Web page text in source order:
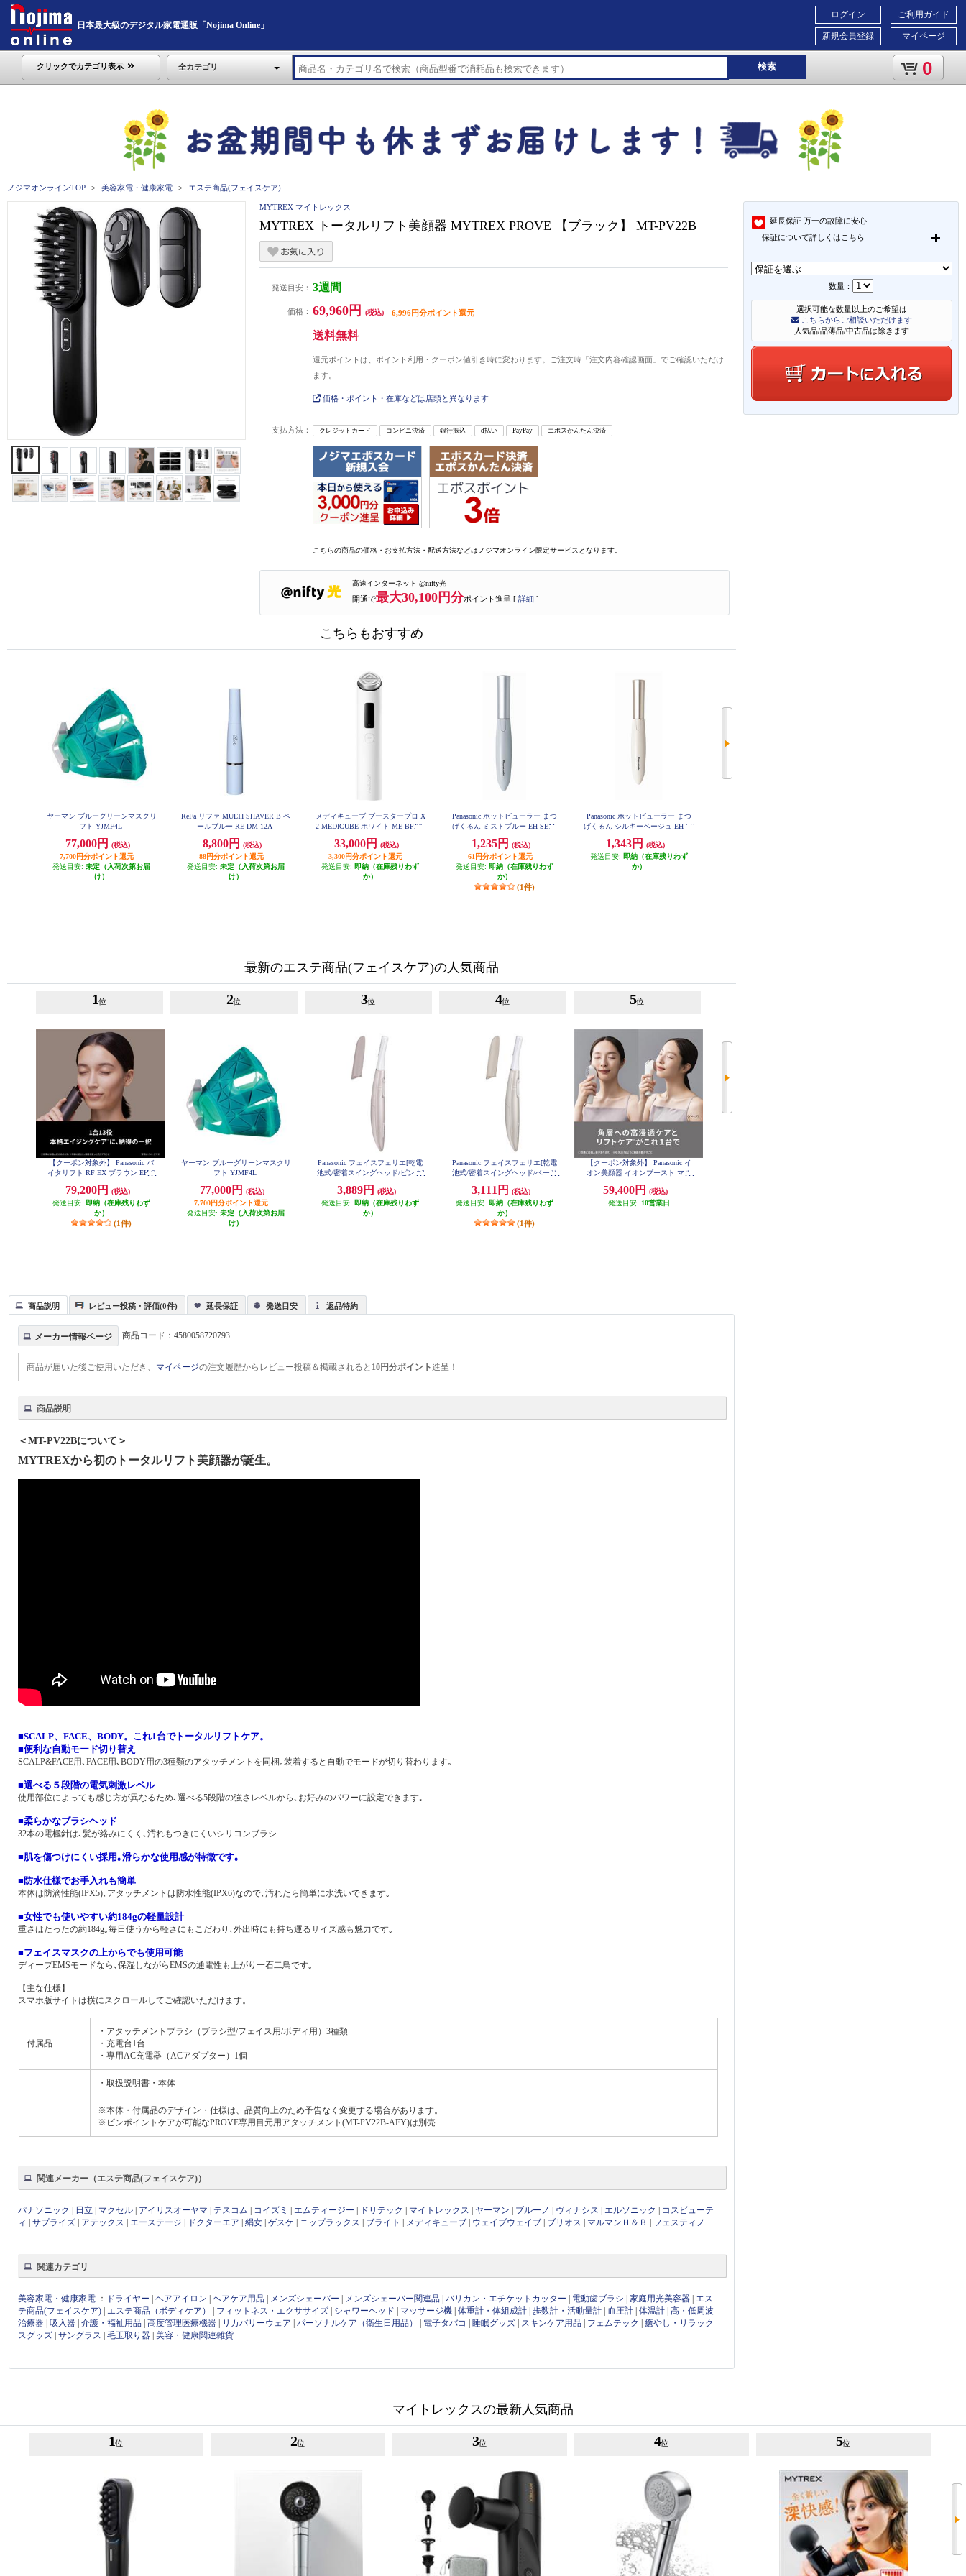
日本最大級のデジタル家電通販「Nojima Online」
ご利用ガイド
マイページ
ログイン
新規会員登録
クリックでカテゴリ表示 全カテゴリ 検索 0
ノジマオンラインTOP 美容家電・健康家電 エステ商品(フェイスケア)
延長保証 万一の故障に安心
保証について詳しくはこちら
数量：
選択可能な数量以上のご希望は
こちらからご相談いただけます
人気品/品薄品/中古品は除きます
MYTREX マイトレックス
MYTREX トータルリフト美顔器 MYTREX PROVE 【ブラック】 MT-PV22B
発送目安： 3週間
価格： 69,960円 (税込) 6,996円分ポイント還元
送料無料
還元ポイントは、ポイント利用・クーポン値引き時に変わります。ご注文時「注文内容確認画面」でご確認いただけ
ます。
価格・ポイント・在庫などは店頭と異なります
支払方法： クレジットカード コンビニ決済 銀行振込 d払い PayPay エポスかんたん決済
こちらの商品の価格・お支払方法・配送方法などはノジマオンライン限定サービスとなります。
高速インターネット @nifty光
開通で最大30,100円分ポイント進呈 [ 詳細 ]
こちらもおすすめ
ヤーマン ブルーグリーンマスクリ
フト YJMF4L
77,000円
(税込)
7,700円分ポイント還元
発送目安: 未定（入荷次第お届
け）
ReFa リファ MULTI SHAVER B ペ
ールブルー RE-DM-12A
8,800円
(税込)
88円分ポイント還元
発送目安: 未定（入荷次第お届
け）
メディキューブ ブースタープロ X
2 MEDICUBE ホワイト ME-BPXT
33,000円
(税込)
3,300円分ポイント還元
発送目安: 即納（在庫残りわず
か）
Panasonic ホットビューラー まつ
げくるん ミストブルー EH-SE11-
1,235円
(税込)
61円分ポイント還元
発送目安: 即納（在庫残りわず
か）
(1件)
Panasonic ホットビューラー まつ
げくるん シルキーベージュ EH-SE
1,343円
(税込)
発送目安: 即納（在庫残りわず
か）
最新のエステ商品(フェイスケア)の人気商品
1位
【クーポン対象外】 Panasonic バ
イタリフト RF EX ブラウン EH-S
79,200円
(税込)
発送目安: 即納（在庫残りわず
か）
(1件)
2位
ヤーマン ブルーグリーンマスクリ
フト YJMF4L
77,000円
(税込)
7,700円分ポイント還元
発送目安: 未定（入荷次第お届
け）
3位
Panasonic フェイスフェリエ[乾電
池式/密着スイングヘッド/ピンク]
3,889円
(税込)
発送目安: 即納（在庫残りわず
か）
4位
Panasonic フェイスフェリエ[乾電
池式/密着スイングヘッド/ベージ
3,111円
(税込)
発送目安: 即納（在庫残りわず
か）
(1件)
5位
【クーポン対象外】 Panasonic イ
オン美顔器 イオンブースト マル
59,400円
(税込)
発送目安: 10営業日
商品説明 レビュー投稿・評価(0件) 延長保証 発送目安 返品特約
メーカー情報ページ 商品コード：4580058720793
商品が届いた後ご使用いただき、 マイページの注文履歴からレビュー投稿＆掲載されると 10円分ポイント進呈！
商品説明
＜MT-PV22Bについて＞
MYTREXから初のトータルリフト美顔器が誕生。
■SCALP、FACE、BODY。これ1台でトータルリフトケア。
■便利な自動モード切り替え
SCALP&FACE用､FACE用､BODY用の3種類のアタッチメントを同梱｡装着すると自動でモードが切り替わります｡
■選べる５段階の電気刺激レベル
使用部位によっても感じ方が異なるため､選べる5段階の強さレベルから､お好みのパワーに設定できます｡
■柔らかなブラシヘッド
32本の電極針は､髪が絡みにくく､汚れもつきにくいシリコンブラシ
■肌を傷つけにくい採用｡滑らかな使用感が特徴です｡
■防水仕様でお手入れも簡単
本体は防滴性能(IPX5)､アタッチメントは防水性能(IPX6)なので､汚れたら簡単に水洗いできます｡
■女性でも使いやすい約184gの軽量設計
重さはたったの約184g｡毎日使うから軽さにもこだわり､外出時にも持ち運るサイズ感も魅力です｡
■フェイスマスクの上からでも使用可能
ディープEMSモードなら､保湿しながらEMSの通電性も上がり一石二鳥です｡
【主な仕様】
スマホ版サイトは横にスクロールしてご確認いただけます。
付属品
・アタッチメントブラシ（ブラシ型/フェイス用/ボディ用）3種類
・充電台1台
・専用AC充電器（ACアダプター）1個
・取扱説明書・本体
※本体・付属品のデザイン・仕様は、品質向上のため予告なく変更する場合があります。
※ピンポイントケアが可能なPROVE専用目元用アタッチメント(MT-PV22B-AEY)は別売
関連メーカー（エステ商品(フェイスケア)）
パナソニック 日立 マクセル アイリスオーヤマ テスコム コイズミ エムティージー ドリテック マイトレックス ヤーマン ブルーノ ヴィナシス エルソニック
コスビューテ
ィ
|サプライズ アテックス エーステージ ドクターエア |絹女 |ゲスケ ニップラックス ブライト メディキューブ ウェイブウェイブ ブリオス マルマンＨ＆Ｂ フェスティノ
関連カテゴリ
美容家電・健康家電 ： ドライヤー |ヘアアイロン |ヘアケア用品 メンズシェーバー メンズシェーバー関連品 |バリカン・エチケットカッター 電動歯ブラシ |家庭用光美容器
エス
テ商品(フェイスケア)
エステ商品（ボディケア） フィットネス・エクササイズ シャワーヘッド マッサージ機 |体重計・体組成計 |歩数計・活動量計 血圧計 |体温計 |高・低周波
治療器 |吸入器 |介護・福祉用品 |高度管理医療機器 リカバリーウェア |パーソナルケア（衛生日用品） 電子タバコ 睡眠グッズ スキンケア用品 フェムテック |癒やし・リラック
スグッズ |サングラス |毛玉取り器 |美容・健康関連雑貨
マイトレックスの最新人気商品
1位 2位 3位 4位 5位